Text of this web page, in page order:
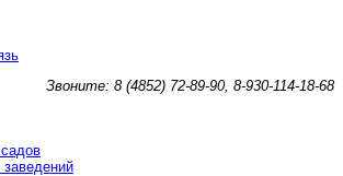
Звоните: 8 (4852) 72-89-90, 8-930-114-18-68